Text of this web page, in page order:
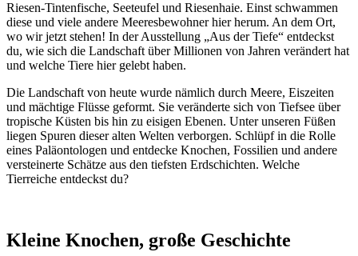
Riesen-Tintenfische, Seeteufel und Riesenhaie. Einst schwammen
diese und viele andere Meeresbewohner hier herum. An dem Ort,
wo wir jetzt stehen! In der Ausstellung „Aus der Tiefe“ entdeckst
du, wie sich die Landschaft über Millionen von Jahren verändert hat
und welche Tiere hier gelebt haben.
Die Landschaft von heute wurde nämlich durch Meere, Eiszeiten
und mächtige Flüsse geformt. Sie veränderte sich von Tiefsee über
tropische Küsten bis hin zu eisigen Ebenen. Unter unseren Füßen
liegen Spuren dieser alten Welten verborgen. Schlüpf in die Rolle
eines Paläontologen und entdecke Knochen, Fossilien und andere
versteinerte Schätze aus den tiefsten Erdschichten. Welche
Tierreiche entdeckst du?
Kleine Knochen, große Geschichte